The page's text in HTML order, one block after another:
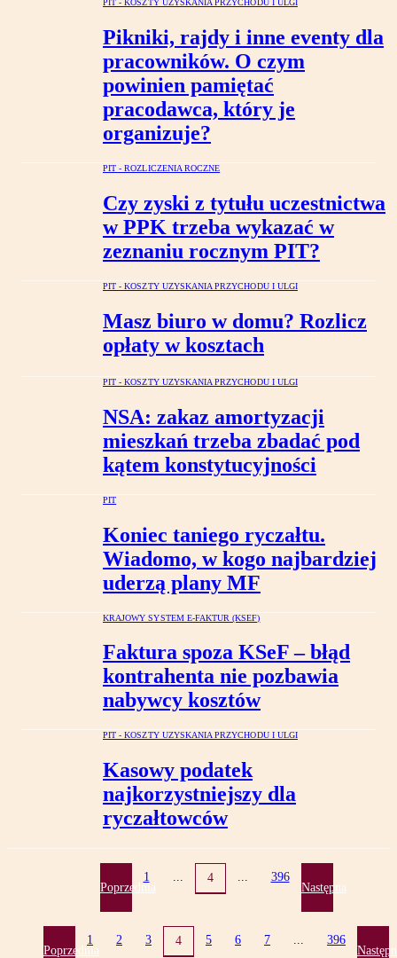
PIT - KOSZTY UZYSKANIA PRZYCHODU I ULGI
Pikniki, rajdy i inne eventy dla
pracowników. O czym
powinien pamiętać
pracodawca, który je
organizuje?
PIT - ROZLICZENIA ROCZNE
Czy zyski z tytułu uczestnictwa
w PPK trzeba wykazać w
zeznaniu rocznym PIT?
PIT - KOSZTY UZYSKANIA PRZYCHODU I ULGI
Masz biuro w domu? Rozlicz
opłaty w kosztach
PIT - KOSZTY UZYSKANIA PRZYCHODU I ULGI
NSA: zakaz amortyzacji
mieszkań trzeba zbadać pod
kątem konstytucyjności
PIT
Koniec taniego ryczałtu.
Wiadomo, w kogo najbardziej
uderzą plany MF
KRAJOWY SYSTEM E-FAKTUR (KSEF)
Faktura spoza KSeF – błąd
kontrahenta nie pozbawia
nabywcy kosztów
PIT - KOSZTY UZYSKANIA PRZYCHODU I ULGI
Kasowy podatek
najkorzystniejszy dla
ryczałtowców
Poprzednia
1 ... 4 ... 396
Następna
Poprzednia
1 2 3 4 5 6 7 ... 396